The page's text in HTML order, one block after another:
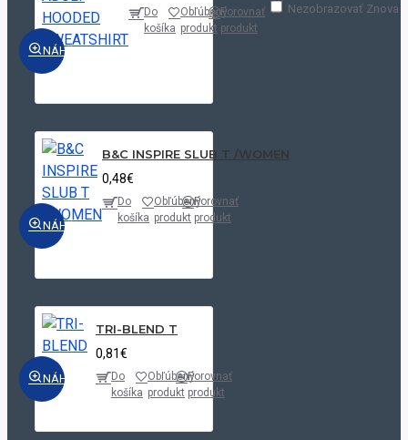
Nezobrazovať Znova
NÁHĽAD
Do
košíka
Obľúbený
produkt
Porovnať
produkt
NÁHĽAD
B&C INSPIRE SLUB T /WOMEN
0,48€
Do
košíka
Obľúbený
produkt
Porovnať
produkt
NÁHĽAD
TRI-BLEND T
0,81€
Do
košíka
Obľúbený
produkt
Porovnať
produkt